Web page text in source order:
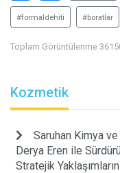
#formaldehiti #boratlar
Toplam Görüntülenme
Kozmetik
Saruhan Kimya
Derya Eren ile
Stratejik